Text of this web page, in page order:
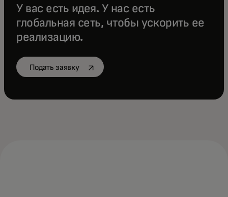
У вас есть идея. У нас есть
глобальная сеть, чтобы ускорить ее
реализацию.
Подать заявку opens in a new tab